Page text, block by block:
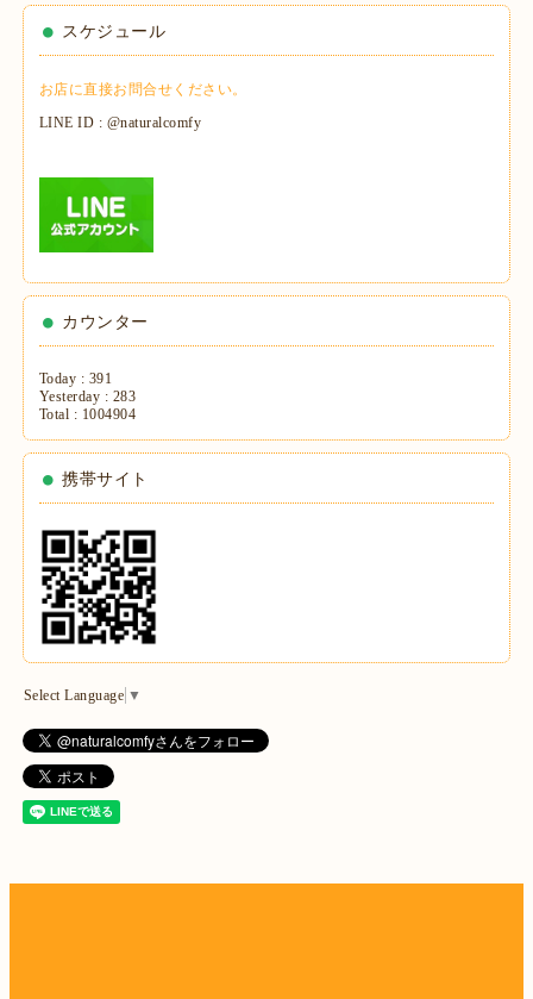
スケジュール
お店に直接お問合せください。
LINE ID : @naturalcomfy
カウンター
Today : 391
Yesterday : 283
Total : 1004904
携帯サイト
Select Language ▼